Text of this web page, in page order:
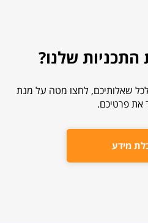
התכניות שלנו?
שאלותיכם, לחצו מטה על מנת
את פרטיכם.
מידע